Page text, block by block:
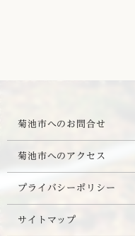
菊池市へのお問合せ
菊池市へのアクセス
プライバシーポリシー
サイトマップ